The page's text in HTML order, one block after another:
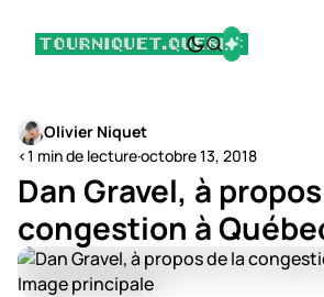
Olivier Niquet
<1 min de lecture·octobre 13, 2018
Dan Gravel, à
congestion à